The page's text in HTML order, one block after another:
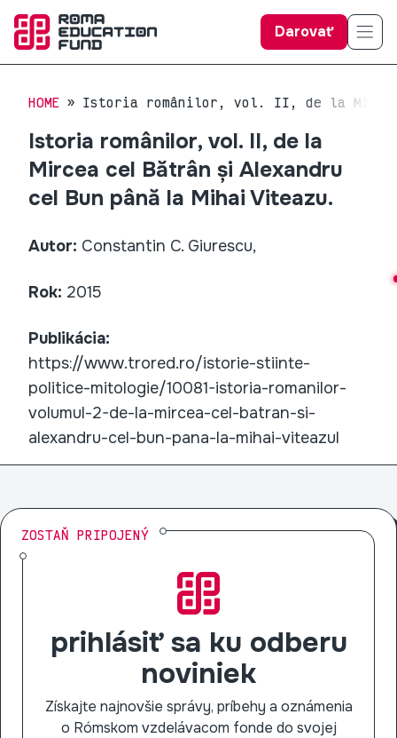
Darovať
HOME Istoria românilor, vol. II, de la
Istoria românilor, vol. II, de la
Mircea cel Bătrân și Alexandru
cel Bun până la Mihai Viteazu.
Autor: Constantin C. Giurescu,
Rok: 2015
Publikácia:
https://www.trored.ro/istorie-stiinte-
politice-mitologie/10081-istoria-romanilor-
volumul-2-de-la-mircea-cel-batran-si-
alexandru-cel-bun-pana-la-mihai-viteazul
ZOSTAŇ PRIPOJENÝ
prihlásiť sa ku odberu
noviniek
Získajte najnovšie správy, príbehy a oznámenia
o Rómskom vzdelávacom fonde do svojej